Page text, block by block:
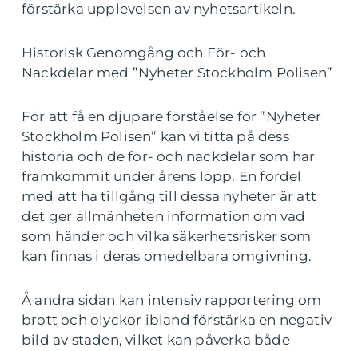
förstärka upplevelsen av nyhetsartikeln.
Historisk Genomgång och För- och
Nackdelar med ”Nyheter Stockholm Polisen”
För att få en djupare förståelse för ”Nyheter
Stockholm Polisen” kan vi titta på dess
historia och de för- och nackdelar som har
framkommit under årens lopp. En fördel
med att ha tillgång till dessa nyheter är att
det ger allmänheten information om vad
som händer och vilka säkerhetsrisker som
kan finnas i deras omedelbara omgivning.
Å andra sidan kan intensiv rapportering om
brott och olyckor ibland förstärka en negativ
bild av staden, vilket kan påverka både